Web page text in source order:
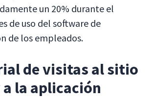
un 20% durante el
de uso del software de
de los empleados.
de visitas al sitio
la aplicación